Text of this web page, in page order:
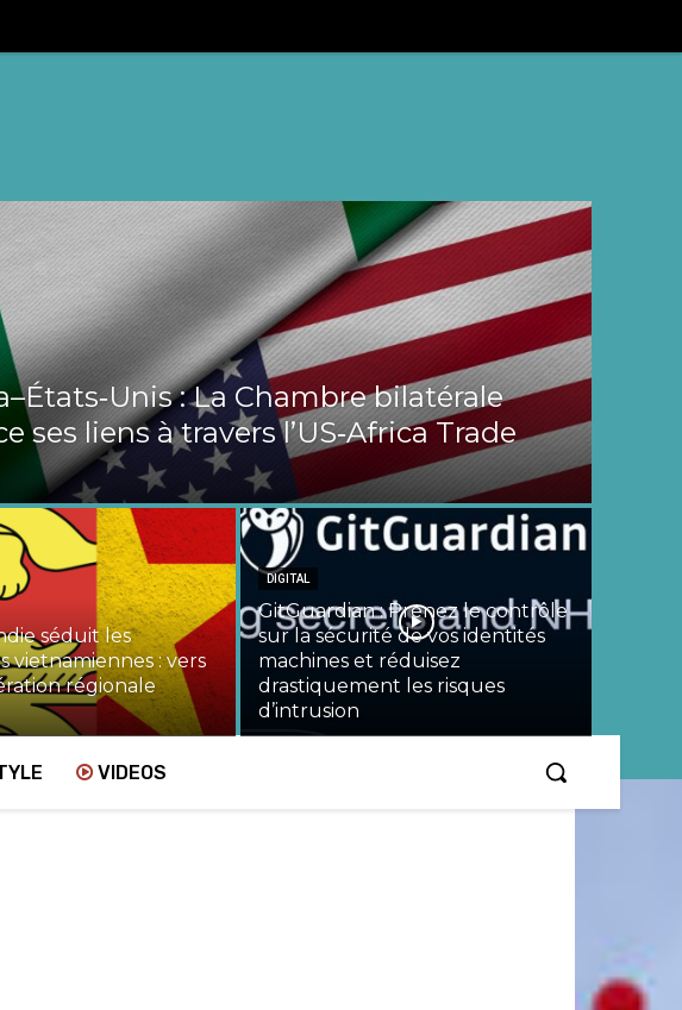
: La Chambre bilatérale
ses liens à travers l’US‑Africa Trade
séduit les
vietnamiennes : vers
régionale
DIGITAL
GitGuardian : Prenez le contrôle
sur la sécurité de vos identités
machines et réduisez
drastiquement les risques
d’intrusion
VIDEOS